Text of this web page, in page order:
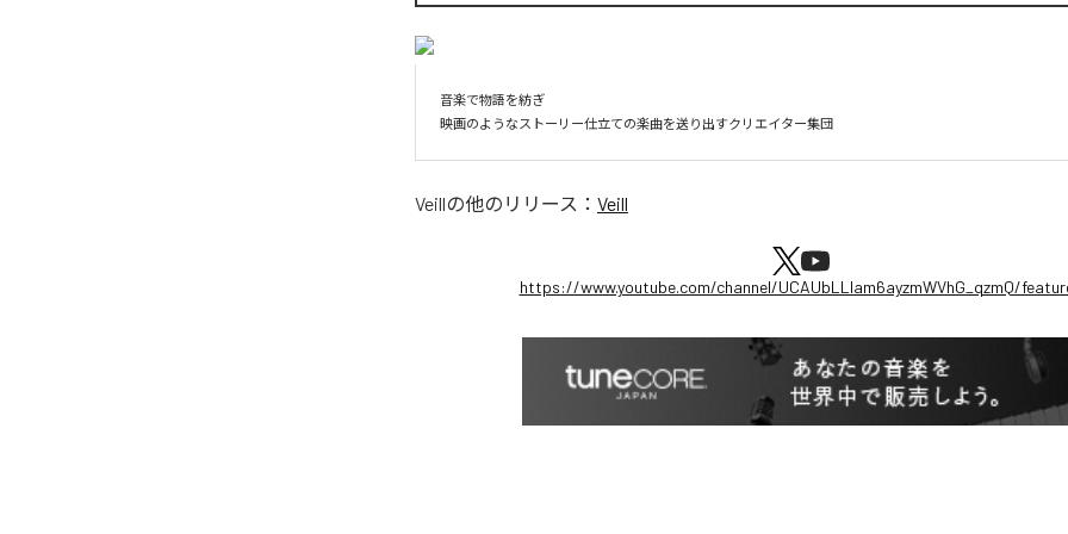
音楽で物語を紡ぎ
映画のようなストーリー仕立ての楽曲を送り出すクリエイター集団
Veillの他のリリース： Veill
https://www.youtube.com/channel/UCAUbLLlam6ayzmWVhG_qzmQ/